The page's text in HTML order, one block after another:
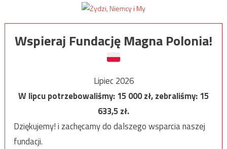
Wspieraj Fundację Magna Polonia!
Lipiec 2026
W lipcu potrzebowaliśmy:15 000zł, zebraliśmy:15
633,5zł.
Dziękujemy! i zachęcamy do dalszego wsparcia naszej
fundacji.